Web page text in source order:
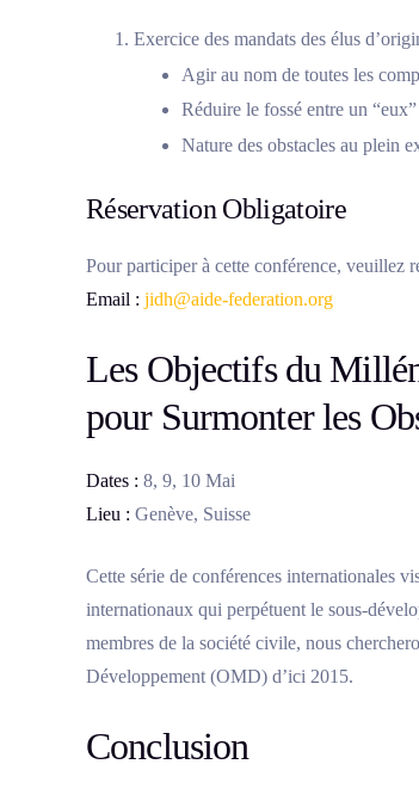
Exercice des mandats des élus
Agir au nom de toutes les
Réduire le fossé entre un
Nature des obstacles au plein
Réservation Obligatoire
Pour participer à cette conférence, veuillez
Email : jidh@aide-federation.org
Les Objectifs du
pour Surmonter les
Dates : 8, 9, 10 Mai
Lieu : Genève, Suisse
Cette série de conférences internationales
internationaux qui perpétuent le sous-
membres de la société civile, nous
Développement (OMD) d’ici 2015.
Conclusion